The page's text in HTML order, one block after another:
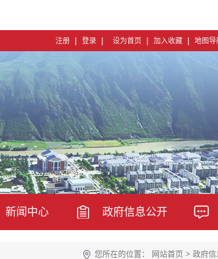
设为首页 | 加入收藏 | 地图导
注册 | 登录 |
新闻中心 政府信息公开
您所在的位置： 网站首页 > 政府信